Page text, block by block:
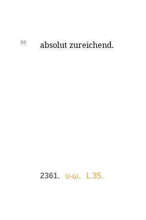
06 absolut zureichend.
2361. υ-ω. L 35.